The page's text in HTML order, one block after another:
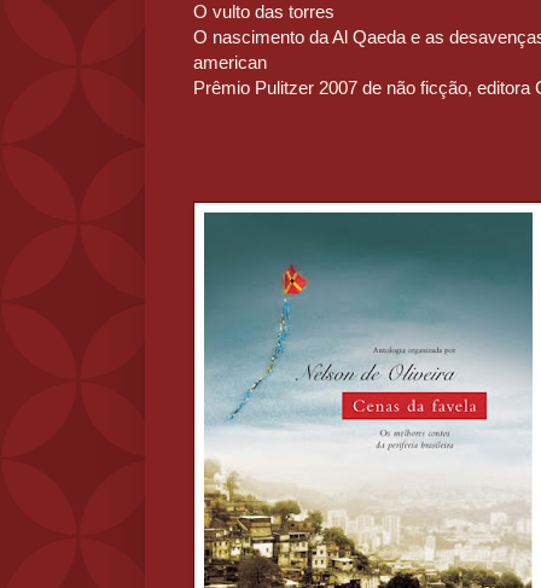
O vulto das torres
O nascimento da Al Qaeda e as
american
Prêmio Pulitzer 2007 de não ficção, editora